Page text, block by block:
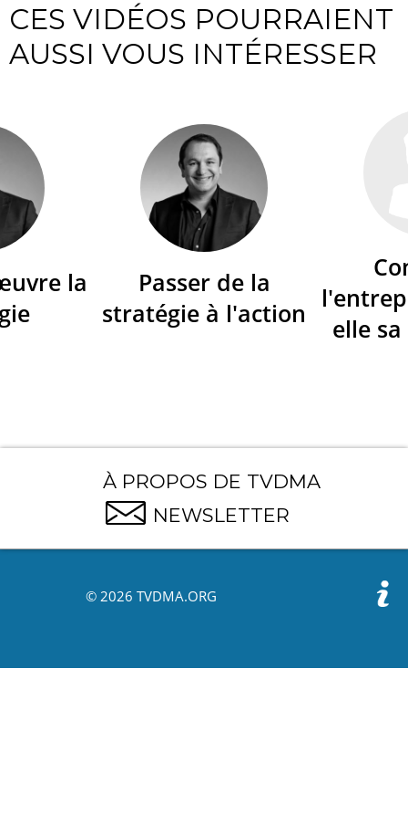
CES VIDÉOS POURRAIENT
AUSSI VOUS INTÉRESSER
la
Passer de la
stratégie à l'action
elle
À PROPOS DE TVDMA
NEWSLETTER
© 2026 TVDMA.ORG